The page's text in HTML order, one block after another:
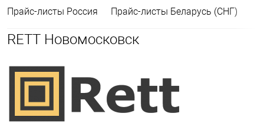
Прайс-листы Россия Прайс-листы Беларусь (СНГ)
RETT Новомосковск